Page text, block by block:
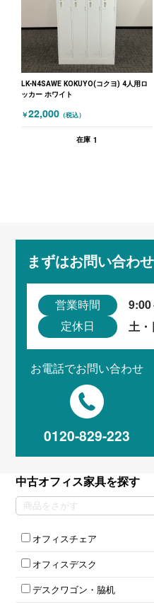
LK-N4SAWE KOKUYO(コクヨ) 4人用ロ
ッカー ホワイト
￥22,000 （税込）
在庫 1
まずはお問い合わ
営業時間
定休日 土
お電話でお問い合わせ
0120-829-223
中古オフィス家具を探す
オフィスチェア
肘無しチェア
役員チェア
高級チェア（多機能チェア
オフィスデスク
フリーアドレスデスク（ベ
デスクワゴン・脇机